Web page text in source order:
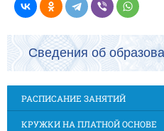
Сведения об
РАСПИСАНИЕ ЗАНЯТИЙ
КРУЖКИ НА ПЛАТНОЙ ОСНОВЕ